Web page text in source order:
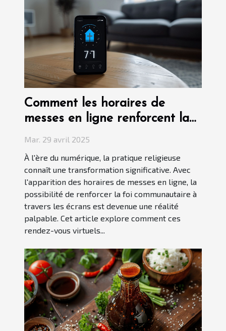
Comment les horaires de
messes en ligne renforcent la
foi communautaire
Mar. 29 avril 2025
À l'ère du numérique, la pratique religieuse
connaît une transformation significative. Avec
l'apparition des horaires de messes en ligne, la
possibilité de renforcer la foi communautaire à
travers les écrans est devenue une réalité
palpable. Cet article explore comment ces
rendez-vous virtuels...